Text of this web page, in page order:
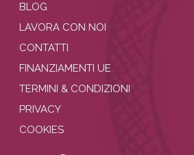
BLOG
LAVORA CON NOI
CONTATTI
FINANZIAMENTI UE
TERMINI & CONDIZIONI
PRIVACY
COOKIES